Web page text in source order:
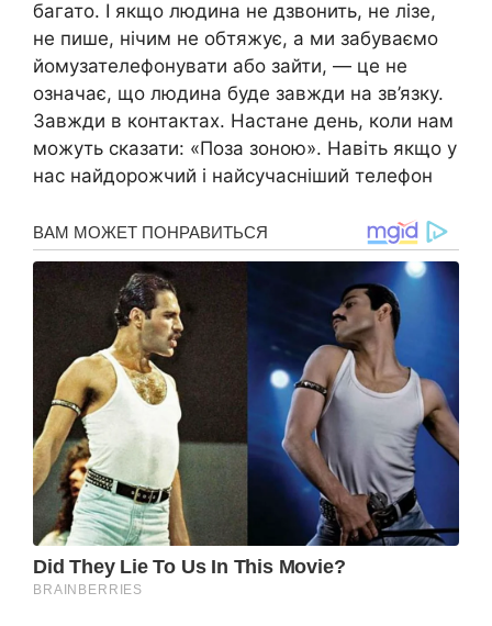
багато. І якщо людина не дзвонить, не лізе,
не пише, нічим не обтяжує, а ми забуваємо
йомузателефонувати або зайти, — це не
означає, що людина буде завжди на зв’язку.
Завжди в контактах. Настане день, коли нам
можуть сказати: «Поза зоною». Навіть якщо у
нас найдорожчий і найсучасніший телефон